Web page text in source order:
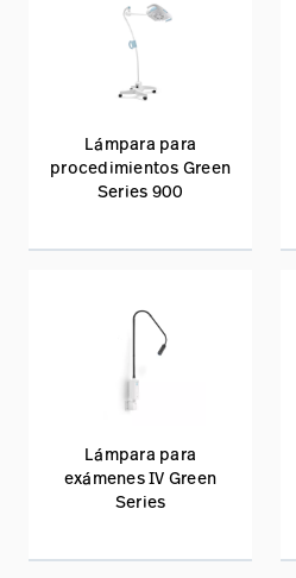
Lámpara para
procedimientos Green
Series 900
Lámpara para
exámenes IV Green
Series